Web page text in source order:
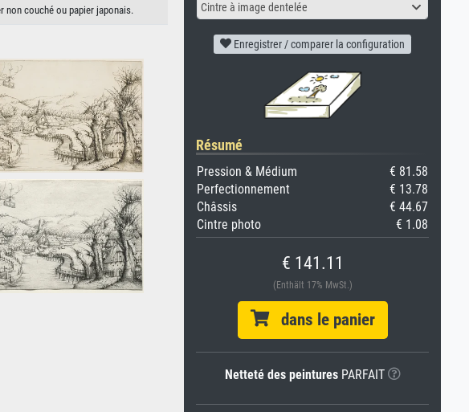
non couché ou papier japonais. Cintre à image dentelée
Enregistrer / comparer la configuration
Résumé
Pression & Médium
€ 81.58
Perfectionnement
€ 13.78
Châssis
€ 44.67
Cintre photo
€ 1.08
€ 141.11
(Enthält 17% MwSt.)
dans le panier
Netteté des peinturesPARFAIT